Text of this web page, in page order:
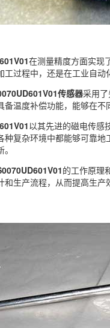
在测量精度方面实现
过程中，还是在工业自动
传感器采用
温度补偿功能，能够在不
以其先进的磁电传感
复杂环境中都能够可靠
的工作原理
生产流程，从而提高生产